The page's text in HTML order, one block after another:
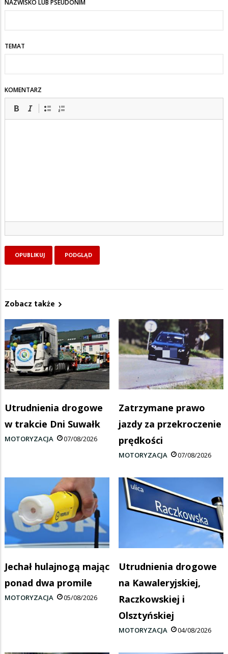
NAZWISKO LUB PSEUDONIM
TEMAT
KOMENTARZ
Zobacz także
Utrudnienia drogowe
w trakcie Dni Suwałk
MOTORYZACJA 07/08/2026
Zatrzymane prawo
jazdy za przekroczenie
prędkości
MOTORYZACJA 07/08/2026
Jechał hulajnogą mając
ponad dwa promile
MOTORYZACJA 05/08/2026
Utrudnienia drogowe
na Kawaleryjskiej,
Raczkowskiej i
Olsztyńskiej
MOTORYZACJA 04/08/2026